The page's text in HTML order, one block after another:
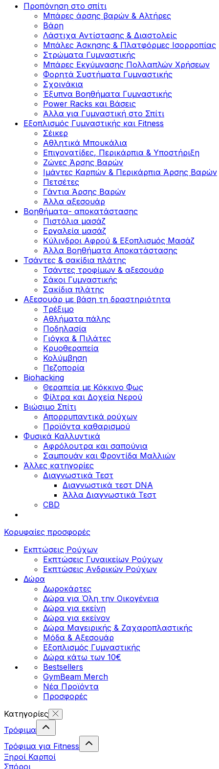
Προπόνηση στο σπίτι
Μπάρες άρσης βαρών & Αλτήρες
Βάρη
Λάστιχα Αντίστασης & Διαστολείς
Μπάλες Άσκησης & Πλατφόρμες Ισορροπίας
Στρώματα Γυμναστικής
Μπάρες Εκγύμνασης Πολλαπλών Χρήσεων
Φορητά Συστήματα Γυμναστικής
Σχοινάκια
Έξυπνα Βοηθήματα Γυμναστικής
Power Racks και Βάσεις
Άλλα για Γυμναστική στο Σπίτι
Εξοπλισμός Γυμναστικής και Fitness
Σέικερ
Αθλητικά Μπουκάλια
Επιγονατίδες, Περικάρπια & Υποστήριξη
Ζώνες Άρσης Βαρών
Ιμάντες Καρπών & Περικάρπια Άρσης Βαρών
Πετσέτες
Γάντια Άρσης Βαρών
Άλλα αξεσουάρ
Βοηθήματα- αποκατάστασης
Πιστόλια μασάζ
Εργαλεία μασάζ
Κύλινδροι Αφρού & Εξοπλισμός Μασάζ
Άλλα Βοηθήματα Αποκατάστασης
Τσάντες & σακίδια πλάτης
Τσάντες τροφίμων & αξεσουάρ
Σάκοι Γυμναστικής
Σακίδια πλάτης
Αξεσουάρ με βάση τη δραστηριότητα
Tρέξιμο
Αθλήματα πάλης
Ποδηλασία
Γιόγκα & Πιλάτες
Κρυοθεραπεία
Κολύμβηση
Πεζοπορία
Biohacking
Θεραπεία με Κόκκινο Φως
Φίλτρα και Δοχεία Νερού
Βιώσιμο Σπίτι
Απορρυπαντικά ρούχων
Προϊόντα καθαρισμού
Φυσικά Καλλυντικά
Αφρόλουτρα και σαπούνια
Σαμπουάν και Φροντίδα Μαλλιών
Άλλες κατηγορίες
Διαγνωστικά Τεστ
Διαγνωστικά τεστ DNA
Άλλα Διαγνωστικά Τεστ
CBD
Κορυφαίες προσφορές
Εκπτώσεις Ρούχων
Εκπτώσεις Γυναικείων Ρούχων
Εκπτώσεις Aνδρικών Ρούχων
Δώρα
Δωροκάρτες
Δώρα για Όλη την Οικογένεια
Δώρα για εκείνη
Δώρα για εκείνον
Δώρα Μαγειρικής & Ζαχαροπλαστικής
Μόδα & Αξεσουάρ
Εξοπλισμός Γυμναστικής
Δώρα κάτω των 10€
Bestsellers
GymBeam Merch
Νέα Προϊόντα
Προσφορές
Κατηγορίες
Τρόφιμα
Τρόφιμα για Fitness
Ξηροί Καρποί
Σπόροι